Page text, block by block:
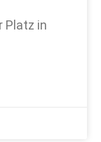
Platz in